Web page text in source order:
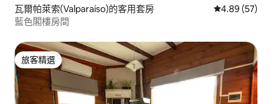
瓦爾帕萊索(Valparaíso)的客用套房 從 57 則評價
4.89 (57)
藍色閣樓房間
旅客精選
旅客精選